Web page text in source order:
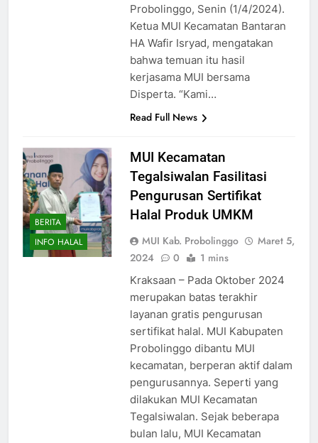
Probolinggo, Senin (1/4/2024).
Ketua MUI Kecamatan Bantaran
HA Wafir Isryad, mengatakan
bahwa temuan itu hasil
kerjasama MUI bersama
Disperta. “Kami…
Read Full News
BERITA
INFO HALAL
MUI Kecamatan
Tegalsiwalan Fasilitasi
Pengurusan Sertifikat
Halal Produk UMKM
MUI Kab. Probolinggo
Maret 5,
2024
0 1 mins
Kraksaan – Pada Oktober 2024
merupakan batas terakhir
layanan gratis pengurusan
sertifikat halal. MUI Kabupaten
Probolinggo dibantu MUI
kecamatan, berperan aktif dalam
pengurusannya. Seperti yang
dilakukan MUI Kecamatan
Tegalsiwalan. Sejak beberapa
bulan lalu, MUI Kecamatan